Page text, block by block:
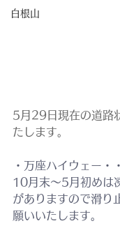
白根山
5月29日現在の道路
たします。
・万座ハイウェー・
10月末～5月初めは
がありますので滑り
願いいたします。